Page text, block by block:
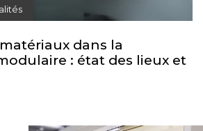
dans la
: état des lieux et